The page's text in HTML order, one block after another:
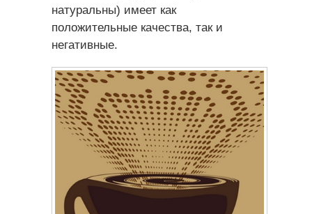
натуральны) имеет как
положительные качества, так и
негативные.